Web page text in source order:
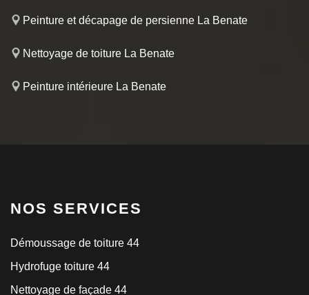
Peinture et décapage de persienne La Benate
Nettoyage de toiture La Benate
Peinture intérieure La Benate
NOS SERVICES
Démoussage de toiture 44
Hydrofuge toiture 44
Nettoyage de façade 44